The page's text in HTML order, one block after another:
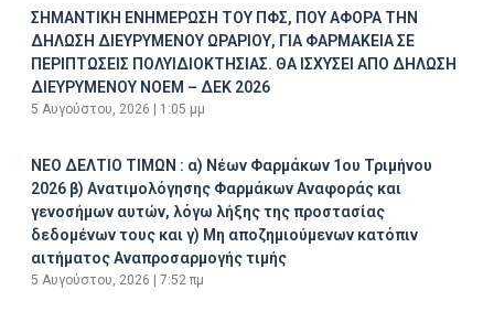
ΣΗΜΑΝΤΙΚΗ ΕΝΗΜΕΡΩΣΗ ΤΟΥ ΠΦΣ, ΠΟΥ ΑΦΟΡΑ ΤΗΝ
ΔΗΛΩΣΗ ΔΙΕΥΡΥΜΕΝΟΥ ΩΡΑΡΙΟΥ, ΓΙΑ ΦΑΡΜΑΚΕΙΑ ΣΕ
ΠΕΡΙΠΤΩΣΕΙΣ ΠΟΛΥΙΔΙΟΚΤΗΣΙΑΣ. ΘΑ ΙΣΧΥΣΕΙ ΑΠΟ ΔΗΛΩΣΗ
ΔΙΕΥΡΥΜΕΝΟΥ ΝΟΕΜ – ΔΕΚ 2026
5 Αυγούστου, 2026 1:05 μμ
ΝΕΟ ΔΕΛΤΙΟ ΤΙΜΩΝ : α) Νέων Φαρμάκων 1ου Τριμήνου
2026 β) Ανατιμολόγησης Φαρμάκων Αναφοράς και
γενοσήμων αυτών, λόγω λήξης της προστασίας
δεδομένων τους και γ) Μη αποζημιούμενων κατόπιν
αιτήματος Αναπροσαρμογής τιμής
5 Αυγούστου, 2026 7:52 πμ